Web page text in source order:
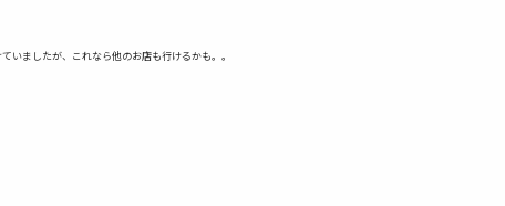
ましたが、これなら他のお店も行けるかも。。